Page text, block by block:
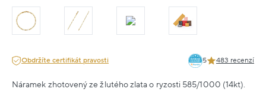
Obdržíte certifikát pravosti 5 483 recenzí
Náramek zhotovený ze žlutého zlata o ryzosti 585/1000 (14kt).